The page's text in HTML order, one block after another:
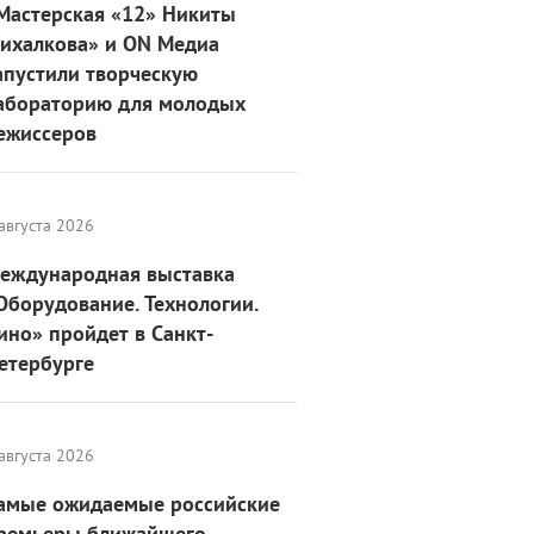
«12» Никиты
и ON Медиа
творческую
для молодых
2026
выставка
Технологии.
пройдет в Санкт-
2026
ожидаемые российские